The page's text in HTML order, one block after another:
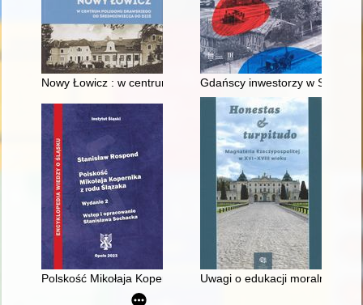
Nowy Łowicz : w centrum poligonu drawskiego od
Gdańscy inwestorzy w
Polskość Mikołaja Kopernika z rodu ŚlązakaUwagi o edukacji moralnej